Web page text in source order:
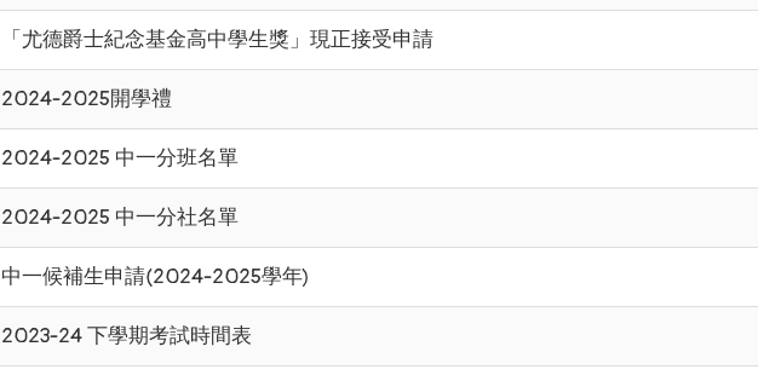
「尤德爵士紀念基金高中學生獎」現正接受申請
2024-2025開學禮
2024-2025 中一分班名單
2024-2025 中一分社名單
中一候補生申請(2024-2025學年)
2023-24 下學期考試時間表